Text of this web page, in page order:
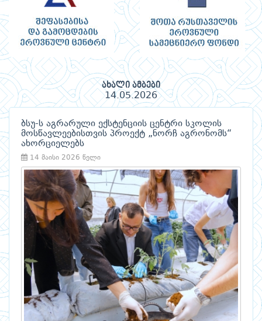
ახალი ამბები
14.05.2026
ბსუ-ს აგრარული ექსტენციის ცენტრი სკოლის
მოსწავლეებისთვის პროექტ „ნორჩ აგრონომს“
ახორციელებს
14 მაისი 2026 წელი